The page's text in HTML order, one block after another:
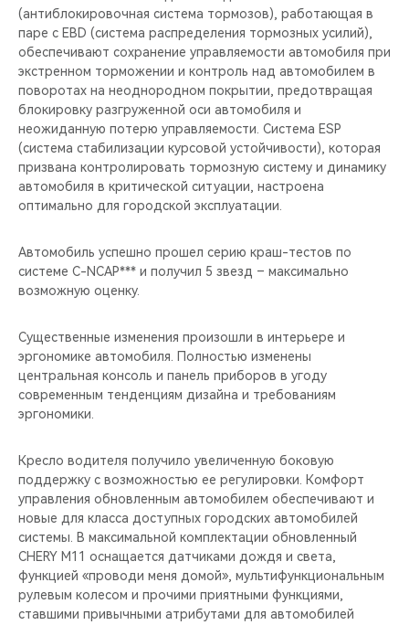
(антиблокировочная система тормозов), работающая в
паре с EBD (система распределения тормозных усилий),
обеспечивают сохранение управляемости автомобиля при
экстренном торможении и контроль над автомобилем в
поворотах на неоднородном покрытии, предотвращая
блокировку разгруженной оси автомобиля и
неожиданную потерю управляемости. Система ESP
(система стабилизации курсовой устойчивости), которая
призвана контролировать тормозную систему и динамику
автомобиля в критической ситуации, настроена
оптимально для городской эксплуатации.
Автомобиль успешно прошел серию краш-тестов по
системе C-NCAP*** и получил 5 звезд – максимально
возможную оценку.
Существенные изменения произошли в интерьере и
эргономике автомобиля. Полностью изменены
центральная консоль и панель приборов в угоду
современным тенденциям дизайна и требованиям
эргономики.
Кресло водителя получило увеличенную боковую
поддержку с возможностью ее регулировки. Комфорт
управления обновленным автомобилем обеспечивают и
новые для класса доступных городских автомобилей
системы. В максимальной комплектации обновленный
CHERY M11 оснащается датчиками дождя и света,
функцией «проводи меня домой», мультифункциональным
рулевым колесом и прочими приятными функциями,
ставшими привычными атрибутами для автомобилей